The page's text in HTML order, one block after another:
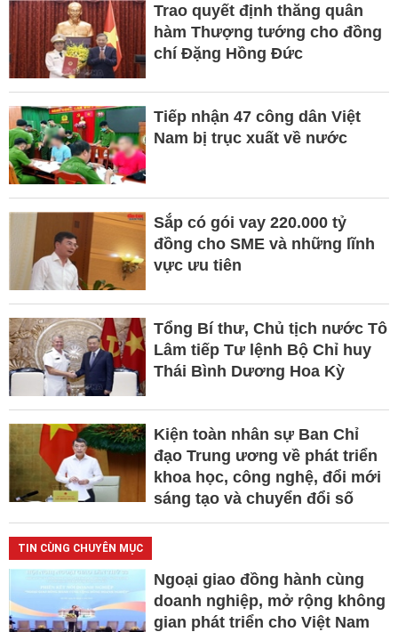
Trao quyết định thăng quân
hàm Thượng tướng cho đồng
chí Đặng Hồng Đức
Tiếp nhận 47 công dân Việt
Nam bị trục xuất về nước
Sắp có gói vay 220.000 tỷ
đồng cho SME và những lĩnh
vực ưu tiên
Tổng Bí thư, Chủ tịch nước Tô
Lâm tiếp Tư lệnh Bộ Chỉ huy
Thái Bình Dương Hoa Kỳ
Kiện toàn nhân sự Ban Chỉ
đạo Trung ương về phát triển
khoa học, công nghệ, đổi mới
sáng tạo và chuyển đổi số
TIN CÙNG CHUYÊN MỤC
Ngoại giao đồng hành cùng
doanh nghiệp, mở rộng không
gian phát triển cho Việt Nam